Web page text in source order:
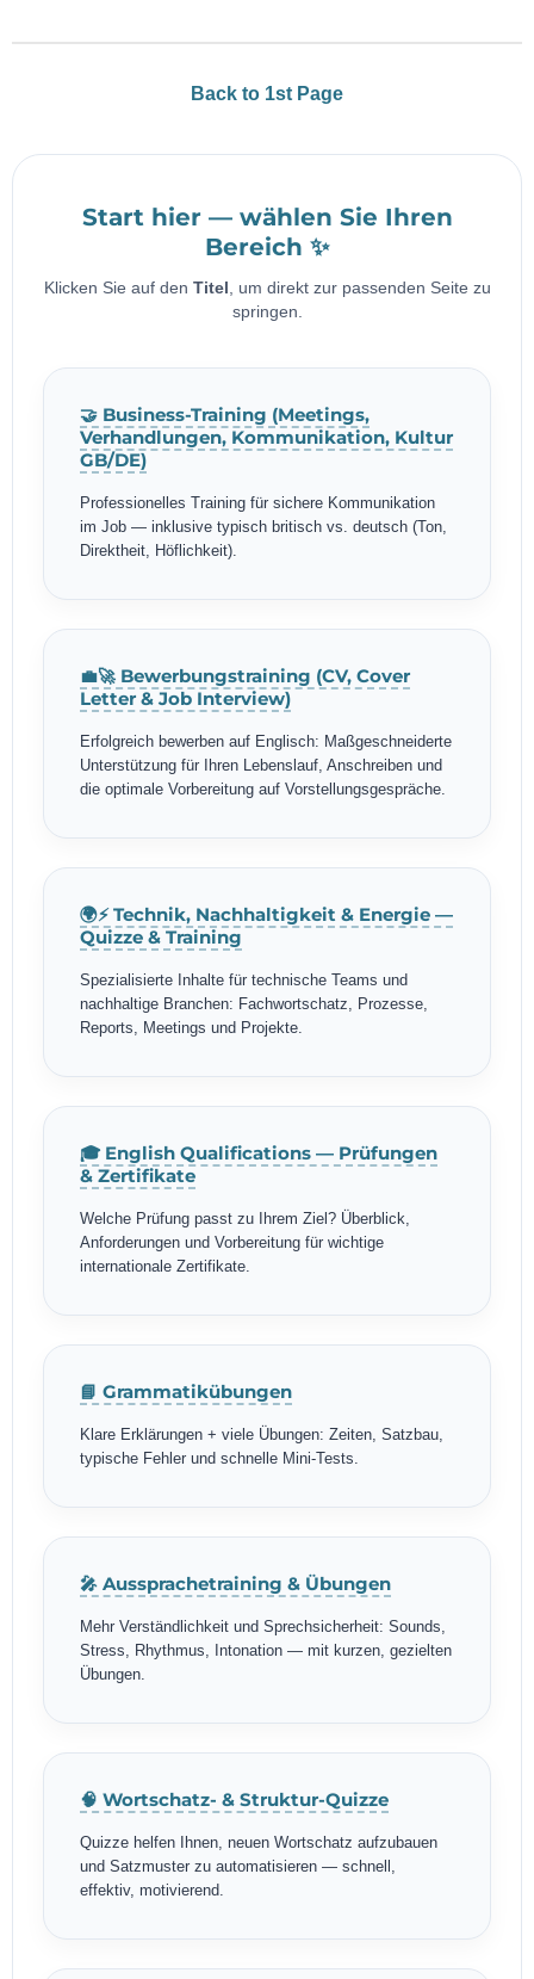
Back to 1st Page
Start hier — wählen Sie Ihren
Bereich ✨
Klicken Sie auf den Titel , um direkt zur passenden Seite zu
springen.
🤝 Business-Training (Meetings,
Verhandlungen, Kommunikation, Kultur
GB/DE)
Professionelles Training für sichere Kommunikation
im Job — inklusive typisch britisch vs. deutsch (Ton,
Direktheit, Höflichkeit).
💼🚀 Bewerbungstraining (CV, Cover
Letter & Job Interview)
Erfolgreich bewerben auf Englisch: Maßgeschneiderte
Unterstützung für Ihren Lebenslauf, Anschreiben und
die optimale Vorbereitung auf Vorstellungsgespräche.
🌍⚡ Technik, Nachhaltigkeit & Energie —
Quizze & Training
Spezialisierte Inhalte für technische Teams und
nachhaltige Branchen: Fachwortschatz, Prozesse,
Reports, Meetings und Projekte.
🎓 English Qualifications — Prüfungen
& Zertifikate
Welche Prüfung passt zu Ihrem Ziel? Überblick,
Anforderungen und Vorbereitung für wichtige
internationale Zertifikate.
📘 Grammatikübungen
Klare Erklärungen + viele Übungen: Zeiten, Satzbau,
typische Fehler und schnelle Mini-Tests.
🎤 Aussprachetraining & Übungen
Mehr Verständlichkeit und Sprechsicherheit: Sounds,
Stress, Rhythmus, Intonation — mit kurzen, gezielten
Übungen.
🧠 Wortschatz- & Struktur-Quizze
Quizze helfen Ihnen, neuen Wortschatz aufzubauen
und Satzmuster zu automatisieren — schnell,
effektiv, motivierend.